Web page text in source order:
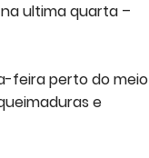
ultima quarta –
feira perto do meio
e